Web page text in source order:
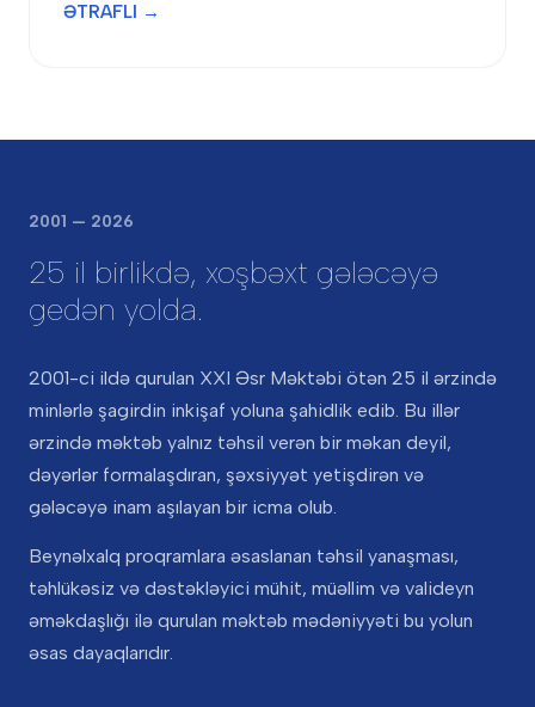
ƏTRAFLI →
2001 — 2026
25 il birlikdə, xoşbəxt gələcəyə
gedən yolda.
2001-ci ildə qurulan XXI Əsr Məktəbi ötən 25 il ərzində
minlərlə şagirdin inkişaf yoluna şahidlik edib. Bu illər
ərzində məktəb yalnız təhsil verən bir məkan deyil,
dəyərlər formalaşdıran, şəxsiyyət yetişdirən və
gələcəyə inam aşılayan bir icma olub.
Beynəlxalq proqramlara əsaslanan təhsil yanaşması,
təhlükəsiz və dəstəkləyici mühit, müəllim və valideyn
əməkdaşlığı ilə qurulan məktəb mədəniyyəti bu yolun
əsas dayaqlarıdır.